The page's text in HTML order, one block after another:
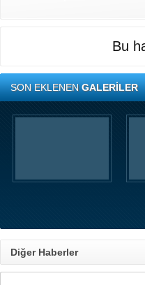
Bu
SON EKLENENGALERİLER
Diğer Haberler